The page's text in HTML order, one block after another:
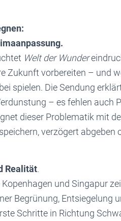
Welt der Wunder
Zukunft vorbereiten – und
spielen. Die Sendung
– es fehlen auch
dieser Problematik mit
verzögert abgeben
Realität.
und Singapur
Begrünung, Entsiegelung
Schritte in Richtung